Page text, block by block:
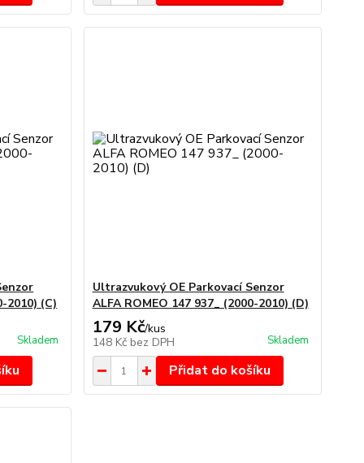
2010) (C)
Skladem
Ultrazvukový OE Parkovací Senzor
ALFA ROMEO 147 937_ (2000-2010) (D)
179 Kč/kus
148 Kč bez DPH Skladem
Přidat do košíku